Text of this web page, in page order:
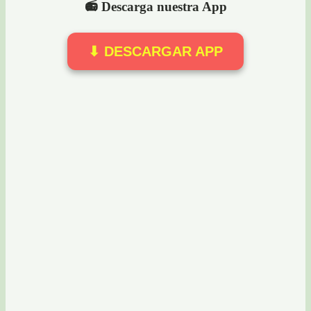
📻 Descarga nuestra App
⬇ DESCARGAR APP